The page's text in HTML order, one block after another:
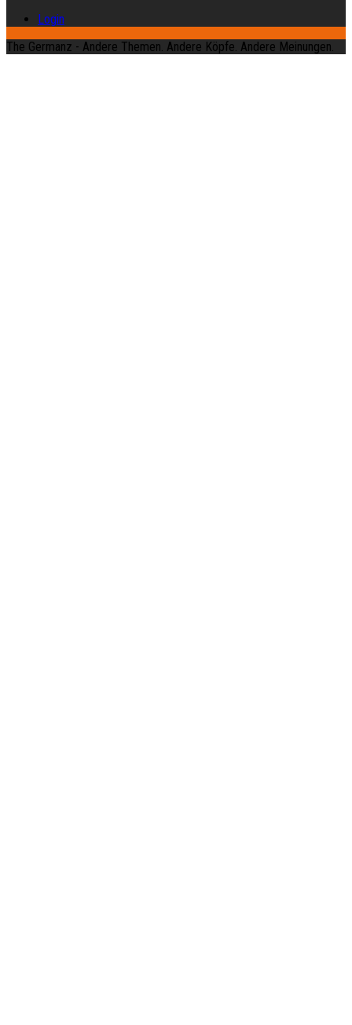
Login
The Germanz - Andere Themen. Andere Köpfe. Andere Meinungen.